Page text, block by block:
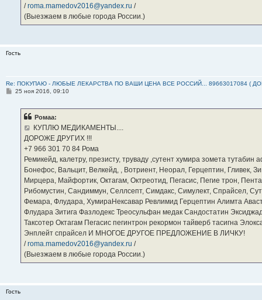
/roma.mamedov2016@yandex.ru /
(Выезжаем в любые города России.)
Гость
Re: ПОКУПАЮ - ЛЮБЫЕ ЛЕКАРСТВА ПО ВАШИ ЦЕНА ВСЕ РОССИЙ... 89663017084 (
С25 ноя 2016, 09:10
Ромаа:
КУПЛЮ МЕДИКАМЕНТЫ....
ДОРОЖЕ ДРУГИХ !!!
‪+7 966 301 70 84‬ Рома
Ремикейд, калетру, презисту, труваду ,сутент хумира зомета
Бонефос, Вальцит, Велкейд, , Вотриент, Неорал, Герцептин, Гливек,
Мирцера, Майфортик, Октагам, Октреотид, Пегасис, Пегие трон,
Рибомустин, Сандиммун, Селлсепт, Симдакс, Симулект, Спрайсел,
Фемара, Флудара, ХумираНексавар Ревлимид Герцептин Алимта
Флудара Зитига Фазлодекс Треосульфан медак Сандостатин
Таксотер Октагам Пегасис пегинтрон рекормон тайверб тасигна
Энплейт спрайсел И МНОГОЕ ДРУГОЕ ПРЕДЛОЖЕНИЕ В ЛИЧКУ!
/roma.mamedov2016@yandex.ru /
(Выезжаем в любые города России.)
Гость